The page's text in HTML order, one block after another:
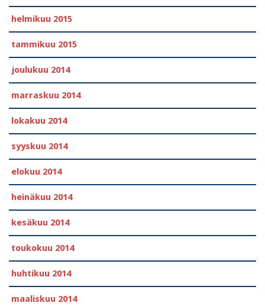
helmikuu 2015
tammikuu 2015
joulukuu 2014
marraskuu 2014
lokakuu 2014
syyskuu 2014
elokuu 2014
heinäkuu 2014
kesäkuu 2014
toukokuu 2014
huhtikuu 2014
maaliskuu 2014